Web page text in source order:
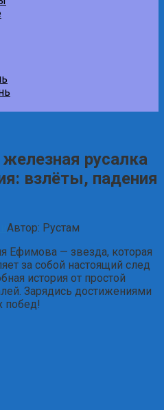
русалка
взлёты, падения
Автор: Рустам
Ефимова — звезда, которая
за собой настоящий след
история от простой
Зарядись достижениями
побед!